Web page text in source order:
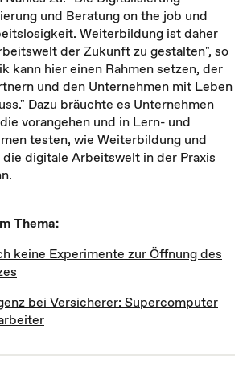
und Beratung on the job und
Weiterbildung ist daher
der Zukunft zu gestalten", so
kann hier einen Rahmen setzen, der
und den Unternehmen mit Leben
Dazu bräuchte es Unternehmen
vorangehen und in Lern- und
testen, wie Weiterbildung und
digitale Arbeitswelt in der Praxis
Thema:
keine Experimente zur Öffnung des
bei Versicherer: Supercomputer